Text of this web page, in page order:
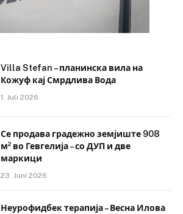
Villa Stefan – планинска вила на
Кожуф кај Смрдлива Вода
1. Juli 2026
Се продава градежно земјиште 908
м² во Гевгелија – со ДУП и две
маркици
23. Juni 2026
Неурофидбек терапија – Весна Илова